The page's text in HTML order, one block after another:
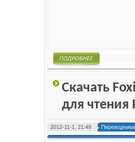
Скачать
для чтения
2012-11-1, 21:49